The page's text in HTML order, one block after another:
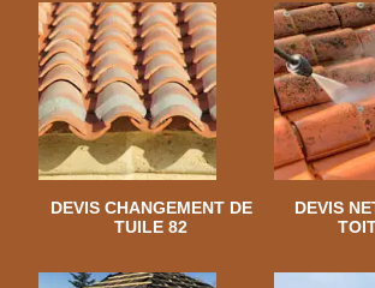
DEVIS CHANGEMENT DE
TUILE 82
DEVIS